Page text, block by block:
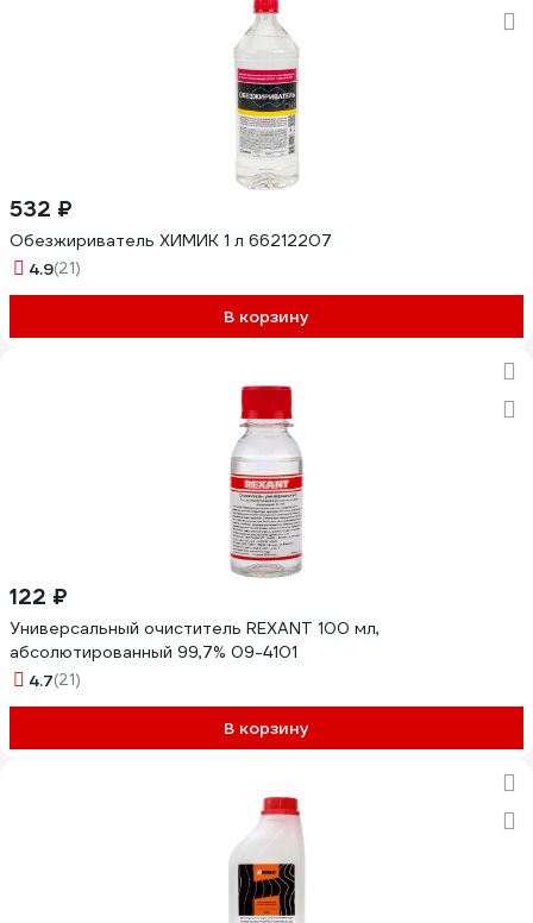
532 ₽
Обезжириватель ХИМИК 1 л 66212207
4.9(21)
В корзину
122 ₽
Универсальный очиститель REXANT 100 мл,
абсолютированный 99,7% 09-4101
4.7(21)
В корзину